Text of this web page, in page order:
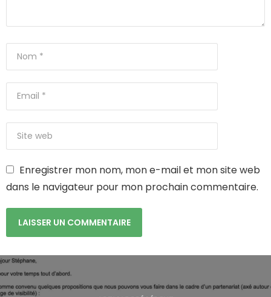
Enregistrer mon nom, mon e-mail et mon site web
dans le navigateur pour mon prochain commentaire.
N